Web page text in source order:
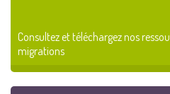
Consultez et téléchargez nos
migrations